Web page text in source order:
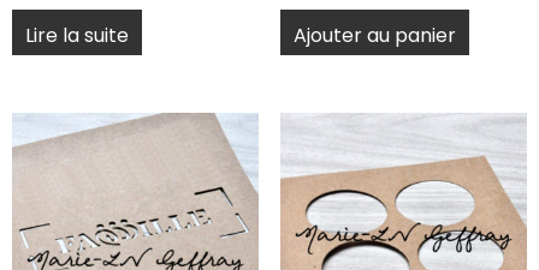
Lire la suite Ajouter au panier